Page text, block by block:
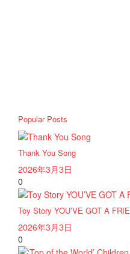
Popular Posts
Thank You Song
2026年3月3日
0
Toy Story YOU’VE GOT A
2026年3月3日
0